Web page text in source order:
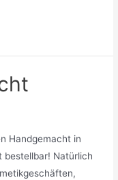
Handgemacht in
bestellbar! Natürlich